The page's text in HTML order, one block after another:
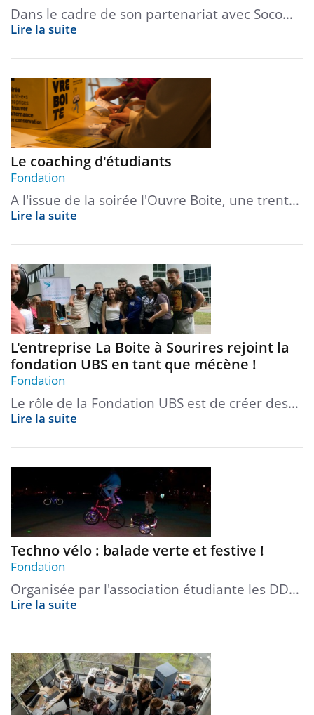
Dans le cadre de son partenariat avec Soco…
Lire la suite
Le coaching d'étudiants
Fondation
A l'issue de la soirée l'Ouvre Boite, une trent…
Lire la suite
L'entreprise La Boite à Sourires rejoint la
fondation UBS en tant que mécène !
Fondation
Le rôle de la Fondation UBS est de créer des…
Lire la suite
Techno vélo : balade verte et festive !
Fondation
Organisée par l'association étudiante les DD…
Lire la suite